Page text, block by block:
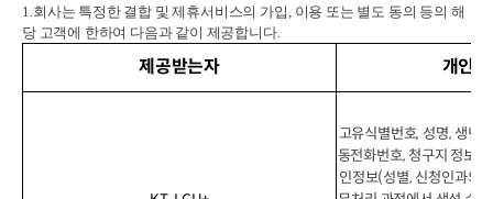
1.회사는 특정한 결합 및 제휴서비스의 가입, 이용 또는 별도 동의 등의 해
당 고객에 한하여 다음과 같이 제공합니다.
제공받는자 개인
고유식별번호, 성명, 생년
동전화번호, 청구지 정보,
인정보(성별, 신청인과의